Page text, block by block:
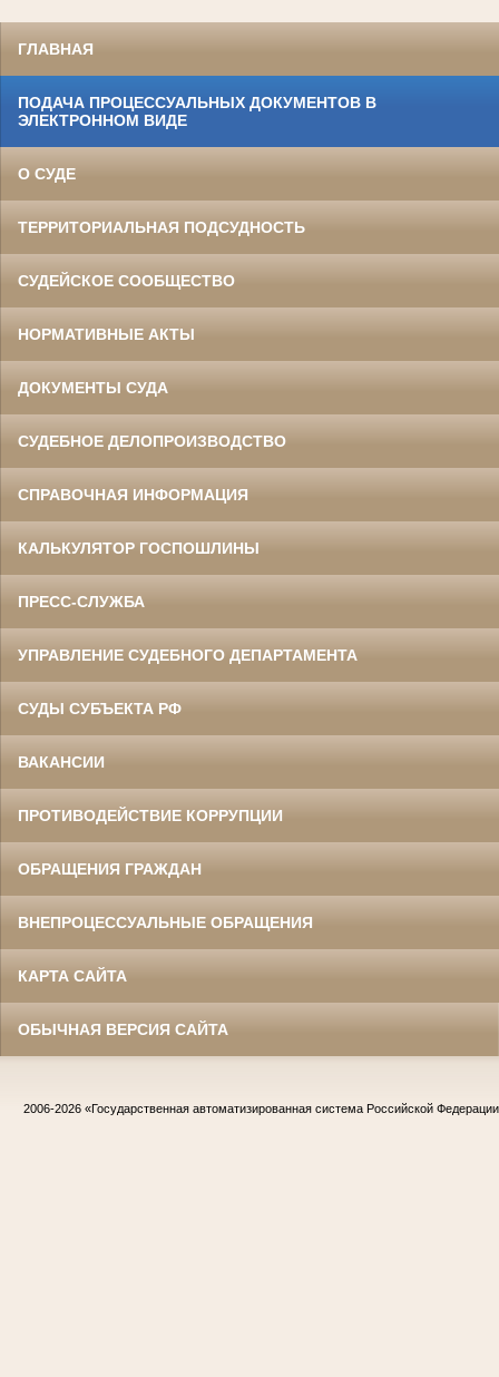
ГЛАВНАЯ
ПОДАЧА ПРОЦЕССУАЛЬНЫХ ДОКУМЕНТОВ В
ЭЛЕКТРОННОМ ВИДЕ
О СУДЕ
ТЕРРИТОРИАЛЬНАЯ ПОДСУДНОСТЬ
СУДЕЙСКОЕ СООБЩЕСТВО
НОРМАТИВНЫЕ АКТЫ
ДОКУМЕНТЫ СУДА
СУДЕБНОЕ ДЕЛОПРОИЗВОДСТВО
СПРАВОЧНАЯ ИНФОРМАЦИЯ
КАЛЬКУЛЯТОР ГОСПОШЛИНЫ
ПРЕСС-СЛУЖБА
УПРАВЛЕНИЕ СУДЕБНОГО ДЕПАРТАМЕНТА
СУДЫ СУБЪЕКТА РФ
ВАКАНСИИ
ПРОТИВОДЕЙСТВИЕ КОРРУПЦИИ
ОБРАЩЕНИЯ ГРАЖДАН
ВНЕПРОЦЕССУАЛЬНЫЕ ОБРАЩЕНИЯ
КАРТА САЙТА
ОБЫЧНАЯ ВЕРСИЯ САЙТА
2006-2026 «Государственная автоматизированная система Российской